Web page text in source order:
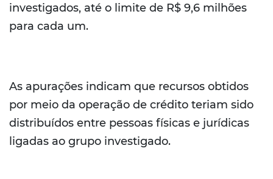
investigados, até o limite de R$ 9,6 milhões
para cada um.
As apurações indicam que recursos obtidos
por meio da operação de crédito teriam sido
distribuídos entre pessoas físicas e jurídicas
ligadas ao grupo investigado.